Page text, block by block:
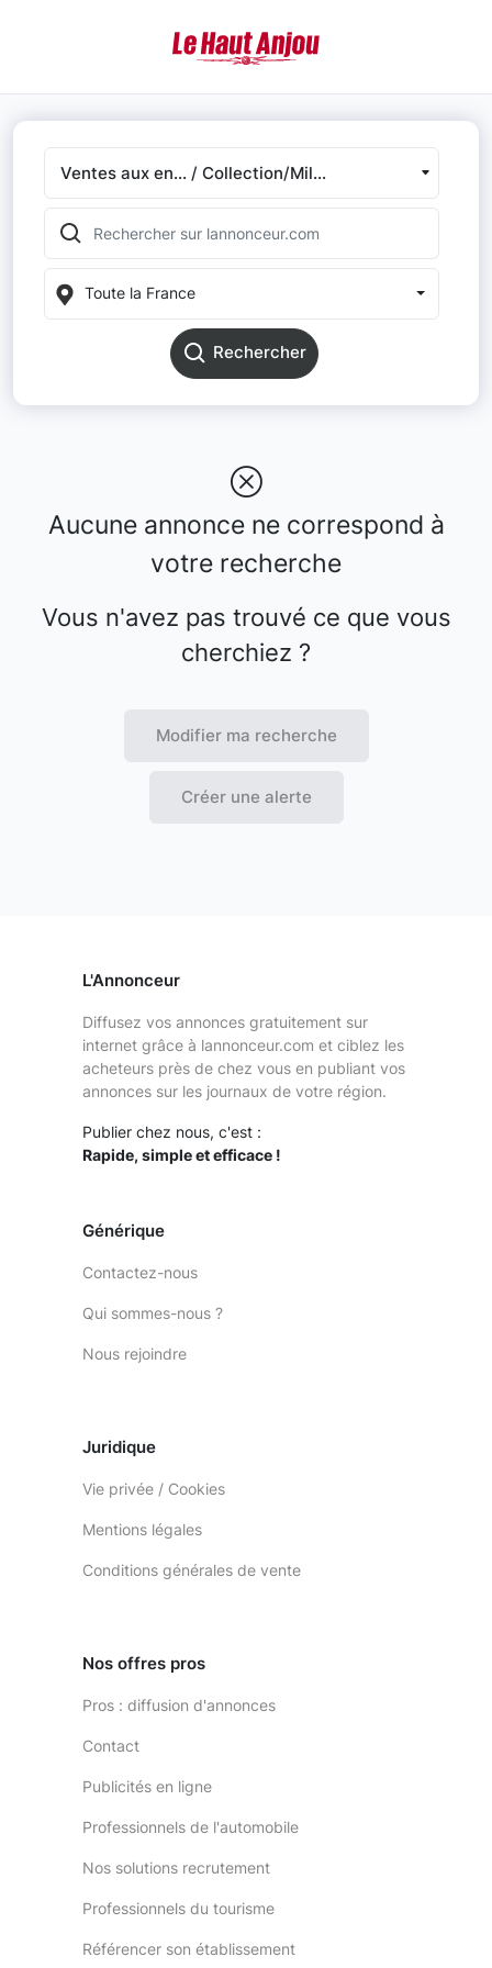
Ventes aux en... / Collection/Mil...
Toute la France
Rechercher
Aucune annonce ne correspond à
votre recherche
Vous n'avez pas trouvé ce que vous
cherchiez ?
Modifier ma recherche
Créer une alerte
L'Annonceur
Diffusez vos annonces gratuitement sur
internet grâce à lannonceur.com et ciblez les
acheteurs près de chez vous en publiant vos
annonces sur les journaux de votre région.
Publier chez nous, c'est :
Rapide, simple et efficace !
Générique
Contactez-nous
Qui sommes-nous ?
Nous rejoindre
Juridique
Vie privée / Cookies
Mentions légales
Conditions générales de vente
Nos offres pros
Pros : diffusion d'annonces
Contact
Publicités en ligne
Professionnels de l'automobile
Nos solutions recrutement
Professionnels du tourisme
Référencer son établissement